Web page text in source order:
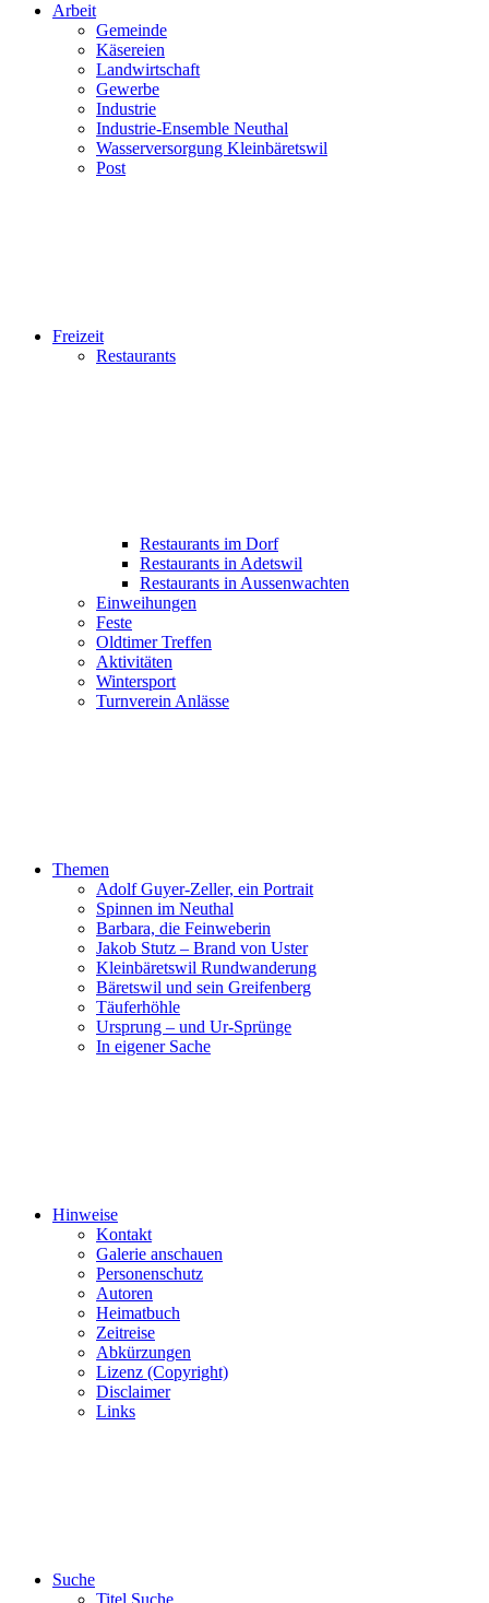
Arbeit
Gemeinde
Käsereien
Landwirtschaft
Gewerbe
Industrie
Industrie-Ensemble Neuthal
Wasserversorgung Kleinbäretswil
Post
Freizeit
Restaurants
Restaurants im Dorf
Restaurants in Adetswil
Restaurants in Aussenwachten
Einweihungen
Feste
Oldtimer Treffen
Aktivitäten
Wintersport
Turnverein Anlässe
Themen
Adolf Guyer-Zeller, ein Portrait
Spinnen im Neuthal
Barbara, die Feinweberin
Jakob Stutz – Brand von Uster
Kleinbäretswil Rundwanderung
Bäretswil und sein Greifenberg
Täuferhöhle
Ursprung – und Ur-Sprünge
In eigener Sache
Hinweise
Kontakt
Galerie anschauen
Personenschutz
Autoren
Heimatbuch
Zeitreise
Abkürzungen
Lizenz (Copyright)
Disclaimer
Links
Suche
Titel Suche